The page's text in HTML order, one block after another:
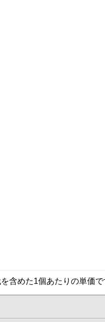
含めた1個あたりの単価